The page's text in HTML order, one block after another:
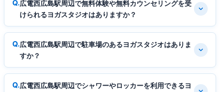
広電西広島駅周辺で無料体験や無料カウンセリングを受
けられるヨガスタジオはありますか？
広電西広島駅周辺で駐車場のあるヨガスタジオはありま
すか？
広電西広島駅周辺でシャワーやロッカーを利用できるヨ